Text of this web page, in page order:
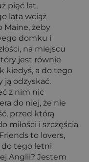
pięć lat,
lata wciąż
Maine, żeby
domku i
na miejscu
jest równie
kiedyś, a do tego
ją odzyskać.
z nim nic
do niej, że nie
przed którą
miłości i szczęścia
to lovers,
do tego letni
Anglii? Jestem